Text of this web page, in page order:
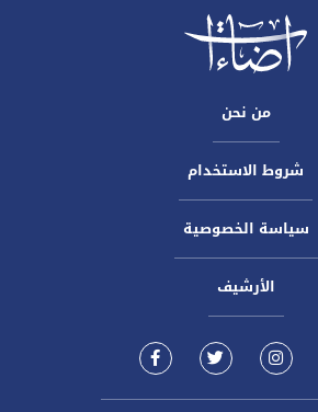
من نحن
شروط الاستخدام
سياسة الخصوصية
الأرشيف